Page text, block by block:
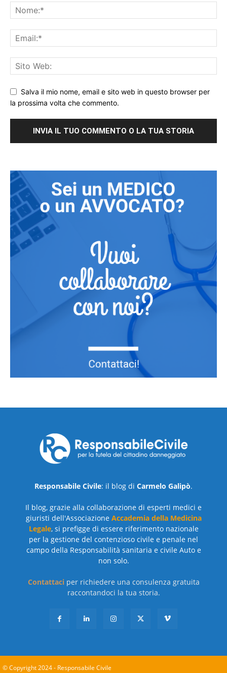
Salva il mio nome, email e sito web in questo browser per
la prossima volta che commento.
Responsabile Civile: il blog di Carmelo Galipò.
Il blog, grazie alla collaborazione di esperti medici e
giuristi dell'Associazione Accademia della Medicina
Legale, si prefigge di essere riferimento nazionale
per la gestione del contenzioso civile e penale nel
campo della Responsabilità sanitaria e civile Auto e
non solo.
Contattaciper richiedere una consulenza gratuita
raccontandoci la tua storia.
© Copyright 2024 - Responsabile Civile